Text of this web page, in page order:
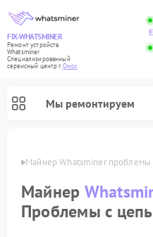
FIX-WHATSMINER
Ремонт устройств
Whatsminer
Специализированный
cервисный центр г.Омск
Мы ремонтируем
Майнер Whatsminer проблемы
Майнер
Проблемы с